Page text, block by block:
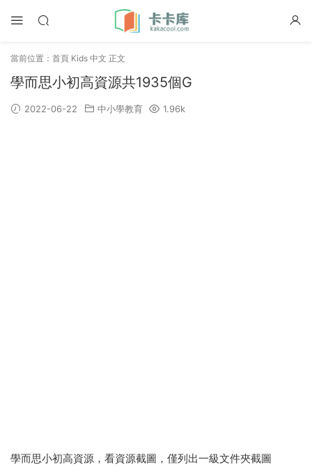
當前位置： 首頁 Kids 中文 正文
學而思小初高資源共1935個G
2022-06-22 中小學教育 1.96k
學而思小初高資源，看資源截圖，僅列出一級文件夾截圖